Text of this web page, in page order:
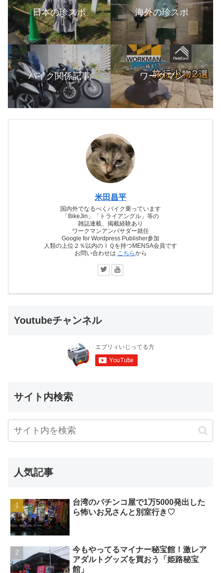
日本の珍スポ 海外の珍スポ
バイク関係記事 ワークマン
米田昌平
国内外でなるべくバイク乗っています
「BikeJin」「トライアングル」等の
雑誌連載、掲載経験あり
ワークマンアンバサダー就任
Google for Wordpress Publisher参加
人類の上位２％以内のＩＱを持つMENSA会員です
お問い合わせは こちらから
Youtubeチャンネル
サイト内検索
人気記事
台湾のパチンコ屋で1万5000発出した
ら怖いお兄さんと別室行き♡
今もやってるマイナー秘宝館！激レア
アダルトグッズを買おう「姫路秘宝
館」